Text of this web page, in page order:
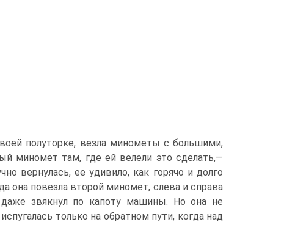
полуторке, везла минометы с большими,
миномет там, где ей велели это сделать,—
вернулась, ее удивило, как горячо и долго
она повезла второй миномет, слева и справа
звякнул по капоту машины. Но она не
только на обратном пути, когда над